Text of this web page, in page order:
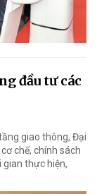
đầu tư các
giao thông, Đại
chế, chính sách
gian thực hiện,